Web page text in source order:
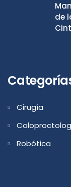
de
Cirugía
Robótica